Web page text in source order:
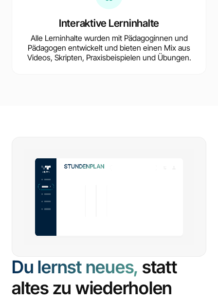
Interaktive Lerninhalte
Alle Lerninhalte wurden mit Pädagoginnen und
Pädagogen entwickelt und bieten einen Mix aus
Videos, Skripten, Praxisbeispielen und Übungen.
Du lernst neues, statt
altes zu wiederholen